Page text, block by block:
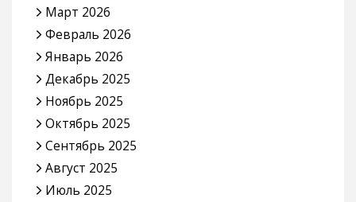
Март 2026
Февраль 2026
Январь 2026
Декабрь 2025
Ноябрь 2025
Октябрь 2025
Сентябрь 2025
Август 2025
Июль 2025